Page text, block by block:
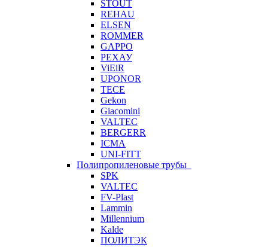
STOUT
REHAU
ELSEN
ROMMER
GAPPO
РЕХАУ
ViEiR
UPONOR
TECE
Gekon
Giacomini
VALTEC
BERGERR
ICMA
UNI-FITT
Полипропиленовые трубы
SPK
VALTEC
FV-Plast
Lammin
Millennium
Kalde
ПОЛИТЭК